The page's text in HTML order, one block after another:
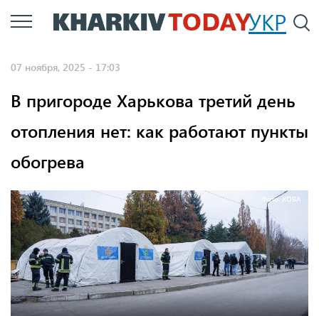
Перейти
к
УКР
07 ноября, 2025 - 17:03
В пригороде Харькова третий день
отопления нет: как работают пункты
обогрева
Фото: ХОВА